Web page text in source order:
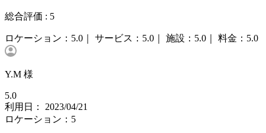
総合評価 : 5
ロケーション： 5.0｜ サービス： 5.0｜ 施設： 5.0｜ 料金： 5.0
Y.M 様
5.0
利用日： 2023/04/21
ロケーション：5